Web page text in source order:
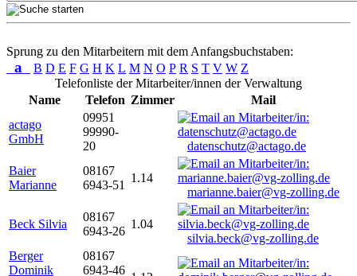
Sprung zu den Mitarbeitern mit dem Anfangsbuchstaben:
a B D E F G H K L M N O P R S T V W Z
Telefonliste der Mitarbeiter/innen der Verwaltung
Name
Telefon Zimmer
Mail
actago
GmbH
09951
99990-
20
datenschutz@actago.de
Baier
Marianne
08167
6943-51
1.14
marianne.baier@vg-zolling.de
Beck Silvia
08167
6943-26
1.04
silvia.beck@vg-zolling.de
Berger
Dominik
08167
6943-46